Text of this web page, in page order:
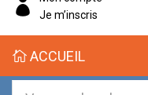
éco-
Je m’inscris
ACCUEIL